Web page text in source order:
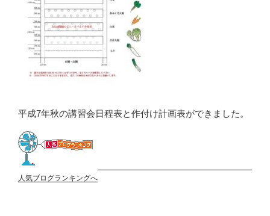
平成7年秋の講習会日程表と作付け計画表ができました。
人気ブログランキングへ